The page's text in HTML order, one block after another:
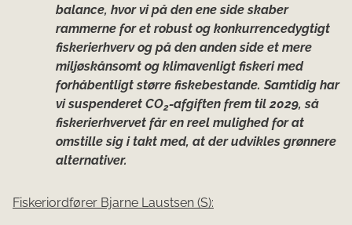
balance, hvor vi på den ene side skaber
rammerne for et robust og konkurrencedygtigt
fiskerierhverv og på den anden side et mere
miljøskånsomt og klimavenligt fiskeri med
forhåbentligt større fiskebestande. Samtidig har
vi suspenderet CO2-afgiften frem til 2029, så
fiskerierhvervet får en reel mulighed for at
omstille sig i takt med, at der udvikles grønnere
alternativer.
Fiskeriordfører Bjarne Laustsen (S):